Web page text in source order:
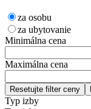
za osobu
za ubytovanie
Minimálna cena
Maximálna cena
Typ izby